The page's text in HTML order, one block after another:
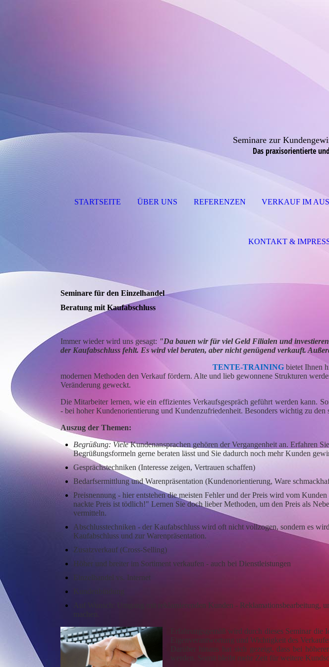
Seminare zur
Das praxisorientierte
STARTSEITE ÜBER UNS REFERENZEN VERKAUF IM
KONTAKT &
Seminare für den Einzelhandel
Beratung mit Kaufabschluss
Immer wieder wird uns gesagt: "Da bauen wir für viel Geld Filialen und
der Kaufabschluss fehlt. Es wird viel beraten, aber nicht genügend verkauft.
TENTE-TRAINING bietet Ihnen
modernen Methoden den Verkauf fördern. Alte und lieb gewonnene Strukturen
Veränderung geweckt.
Die Mitarbeiter lernen, wie ein effizientes Verkaufsgespräch geführt werden kann.
- bei hoher Kundenorientierung und Kundenzufriedenheit. Besonders wichtig zu den
Auszug der Themen:
Begrüßung: VieleKundenansprachen gehören der Vergangenheit an. Erfahren
Begrüßungsformeln gerne beraten lässt und Sie dadurch noch mehr Kunden
Gesprächstechniken (Interesse zeigen, Vertrauen schaffen)
Bedarfsermittlung und Warenpräsentation (Kundenorientierung, Ware
Preisnennung - hier entstehen die meisten Fehler und der Preis wird vom
nackte Preis ist tödlich!" Lernen Sie doch lieber Methoden, um den Preis als
vermitteln.
Abschlusstechniken - der Kaufabschluss wird oft nicht vollzogen, sondern es
Kaufabschluss und zur Warenpräsentation.
Zusatzverkauf (Cross-Selling)
Höher und breiter im Sortiment verkaufen - auch bei Dienstleistungen
Einzelhandel vs. Internet
Kundenbindung
Auf Wunsch: Umgang mit reklamierenden Kunden - Reklamationsbearbeitung,
machen.
Erfahrungsgemäß wird durch dieses Seminar
Eigenverantwortung und Wichtigkeit des
Darüber hinaus hat sich gezeigt, dass bei
werden. Somit bleibt mehr Zeit für weitere